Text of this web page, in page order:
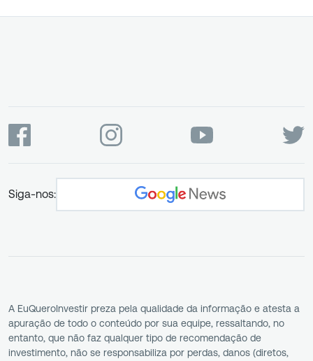
Siga-nos:
A EuQueroInvestir preza pela qualidade da informação e atesta a
apuração de todo o conteúdo por sua equipe, ressaltando, no
entanto, que não faz qualquer tipo de recomendação de
investimento, não se responsabiliza por perdas, danos (diretos,